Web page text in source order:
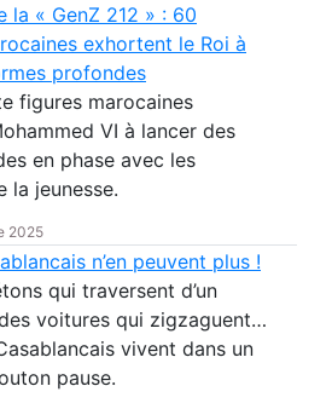
la « GenZ 212 » : 60
exhortent le Roi à
profondes
figures marocaines
VI à lancer des
en phase avec les
la jeunesse.
2025
n’en peuvent plus !
qui traversent d’un
voitures qui zigzaguent…
vivent dans un
pause.